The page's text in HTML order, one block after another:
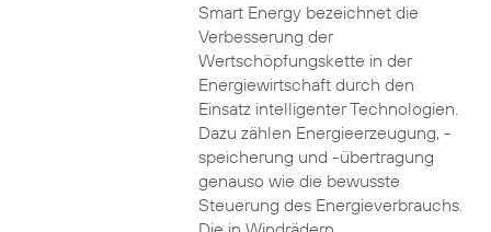
Smart Energy bezeichnet die
Verbesserung der
Wertschöpfungskette in der
Energiewirtschaft durch den
Einsatz intelligenter Technologien.
Dazu zählen Energieerzeugung, -
speicherung und -übertragung
genauso wie die bewusste
Steuerung des Energieverbrauchs.